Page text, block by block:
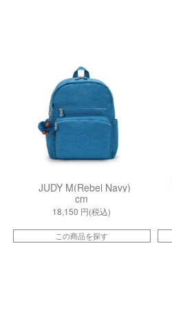
JUDY M(Rebel Navy)
cm
18,150 円(税込)
この商品を探す